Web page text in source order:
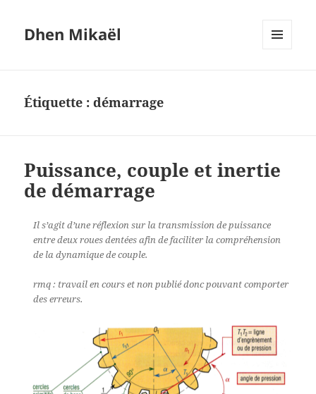
Dhen Mikaël
Étiquette :démarrage
Puissance, couple et inertie
de démarrage
Il s’agit d’une réflexion sur la transmission de puissance
entre deux roues dentées afin de faciliter la compréhension
de la dynamique de couple.
rmq : travail en cours et non publié donc pouvant comporter
des erreurs.